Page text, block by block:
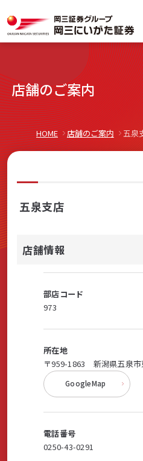
ー
ワ
ー
ド
らくらくネット情報便
岡三にいがたと始める
商品・サービス
店舗のご案内
サポート・お手続き
キ
ー
ド
で
探
店舗のご案内
HOME 店舗のご案内 五泉
五泉支店
店舗情報
部店コード
973
所在地
〒959-1863 新潟県五泉
GoogleMap
電話番号
0250-43-0291